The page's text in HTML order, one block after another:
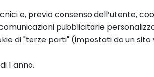
rispetto alle attività
e Infocamere
rispetto all’anno
e, previo consenso dell’utente,
pubblicitarie
di "terze parti" (impostati da un sito
1 anno.